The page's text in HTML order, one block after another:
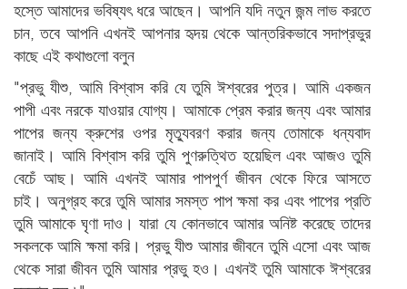
হস্তে আমাদের ভবিষ্যৎ ধরে আছেন। আপনি যদি নতুন জন্ম লাভ করতে
চান, তবে আপনি এখনই আপনার হৃদয় থেকে আন্তরিকভাবে সদাপ্রভুর
কাছে এই কথাগুলো বলুন
"প্রভু যীশু, আমি বিশ্বাস করি যে তুমি ঈশ্বরের পুত্র। আমি একজন
পাপী এবং নরকে যাওয়ার যোগ্য। আমাকে প্রেম করার জন্য এবং আমার
পাপের জন্য ক্রুশের ওপর মৃত্যুবরণ করার জন্য তোমাকে ধন্যবাদ
জানাই। আমি বিশ্বাস করি তুমি পুণরুত্থিত হয়েছিল এবং আজও তুমি
বেচেঁ আছ। আমি এখনই আমার পাপপুর্ণ জীবন থেকে ফিরে আসতে
চাই। অনুগ্রহ করে তুমি আমার সমস্ত পাপ ক্ষমা কর এবং পাপের প্রতি
তুমি আমাকে ঘৃণা দাও। যারা যে কোনভাবে আমার অনিষ্ট করেছে তাদের
সকলকে আমি ক্ষমা করি। প্রভু যীশু আমার জীবনে তুমি এসো এবং আজ
থেকে সারা জীবন তুমি আমার প্রভু হও। এখনই তুমি আমাকে ঈশ্বরের